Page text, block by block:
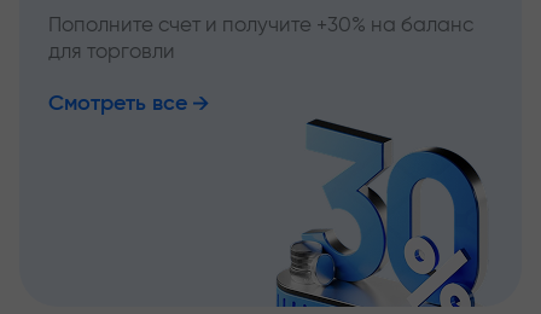
Пополните счет и получите +30% на баланс
для торговли
Смотреть все